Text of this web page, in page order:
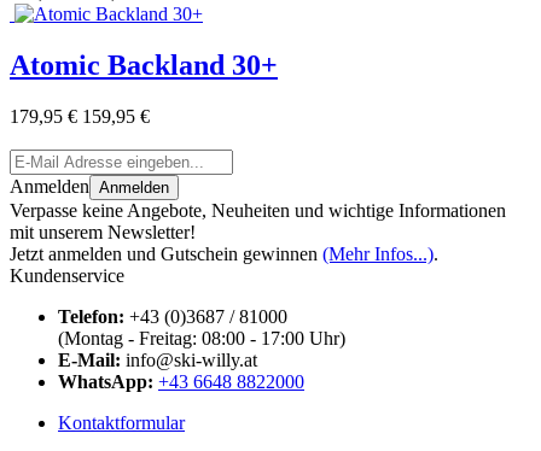
Atomic Backland 30+
179,95 € 159,95 €
Anmelden Anmelden
Verpasse keine Angebote, Neuheiten und wichtige Informationen
mit unserem Newsletter!
Jetzt anmelden und Gutschein gewinnen (Mehr Infos...).
Kundenservice
Telefon: +43 (0)3687 / 81000
(Montag - Freitag: 08:00 - 17:00 Uhr)
E-Mail: info@ski-willy.at
WhatsApp: +43 6648 8822000
Kontaktformular